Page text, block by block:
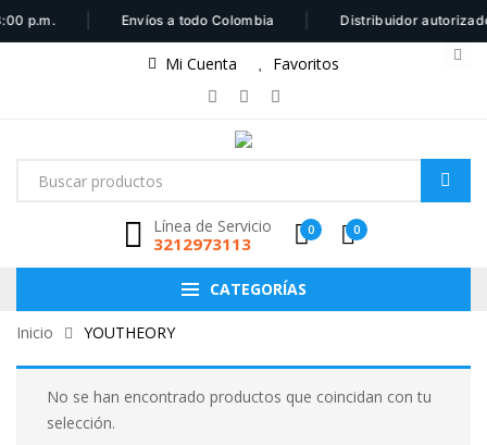
p.m. Envíos a todo Colombia Distribuidor
Mi Cuenta Favoritos
Línea de Servicio
3212973113
0 0
CATEGORÍAS
Inicio YOUTHEORY
No se han encontrado productos que coincidan con tu
selección.